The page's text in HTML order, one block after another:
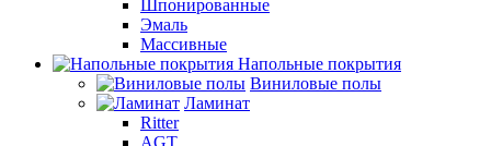
Шпонированные
Эмаль
Массивные
Напольные покрытия
Виниловые полы
Ламинат
Ritter
AGT